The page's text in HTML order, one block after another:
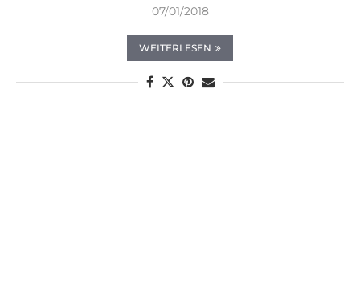
07/01/2018
WEITERLESEN